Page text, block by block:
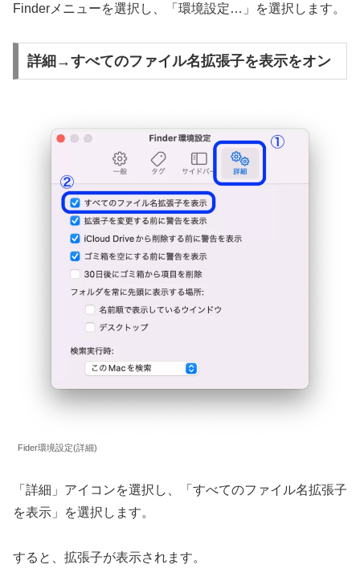
Finderメニューを選択し、「環境設定…」を選択します。
詳細→すべてのファイル名拡張子を表示をオン
Fider環境設定(詳細)
「詳細」アイコンを選択し、「すべてのファイル名拡張子
を表示」を選択します。
すると、拡張子が表示されます。